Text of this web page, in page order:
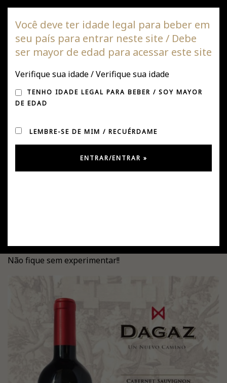
Vinha DAGAZ
de
APRESENTAMOS O
NOVO MEMBRO DA
FAMÍLIA DAGAZ
Cabernet Sauvignon 2018, 94 pontos de Tim Atkin MW.
Não fique sem experimentar!!
Você deve ter idade legal para beber em
seu país para entrar neste site / Debe
ser mayor de edad para acessar este site
Verifique sua idade / Verifique sua idade
TENHO IDADE LEGAL PARA BEBER / SOY MAYOR
DE EDAD
LEMBRE-SE DE MIM / RECUÉRDAME